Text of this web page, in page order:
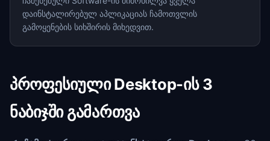
დაინსტალირებულ აპლიკაციას ჩამოთვლის
გამოყენების სიხშირის მიხედვით.
პროფესიული Desktop-ის 3
ნაბიჯში გამართვა